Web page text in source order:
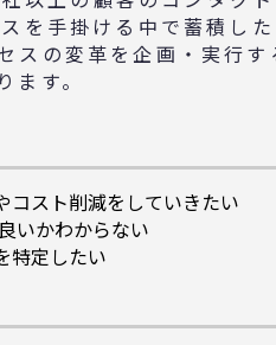
を手掛ける中で蓄積し
スの変革を企画・実行
す。
コスト削減をしていきたい
いかわからない
特定したい